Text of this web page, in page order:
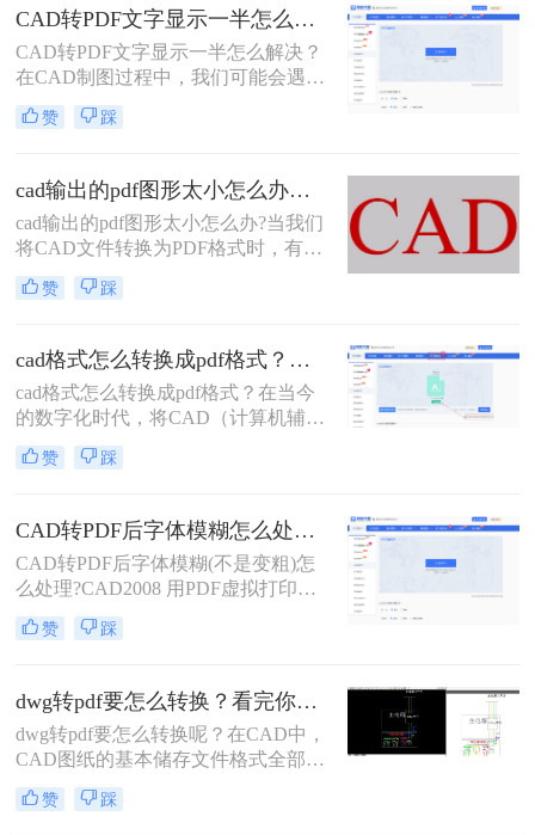
转换为PDF格式是一个重要的步骤，
可以使文件在各种设备和平台上更加
易于共享和查看。当需要将CAD文件
转换为PDF文件时，有几种不同的方
法可以使用。以下是其中的一种高质
量转换方法的详细介绍。
CAD转PDF文字显示一半怎么解决？用转转大师就解决了
CAD转PDF文字显示一半怎么解决？
在CAD制图过程中，我们可能会遇到
这样的问题：完成CAD制图后，为了
方便阅览，经常会直接输出成PDF格
原来的图纸差距很大，输出PDF文字
显示不全，遇到这种情况该如何处理
呢?
赞 踩
cad输出的pdf图形太小怎么办？转转大师在线搞定
cad输出的pdf图形太小怎么办?当我们
将CAD文件转换为PDF格式时，有时
会出现显示不全的问题。这可能会导
致文件的重要部分无法被正确呈现，
赞 踩
cad格式怎么转换成pdf格式？这两个方法都可以转换
cad格式怎么转换成pdf格式？在当今
的数字化时代，将CAD（计算机辅助
设计）文件转换为PDF（便携式文档
格式）是非常常见的需求。幸运的
一目标。以下是二种常用的工具：
赞 踩
CAD转PDF后字体模糊怎么处理？快下载超好用的转转大师PDF转换器！
CAD转PDF后字体模糊(不是变粗)怎
么处理?CAD2008 用PDF虚拟打印机
转成PDF格式后。字体有些显示正常
有些变得模糊(不是变粗)，变得很多
赞 踩
dwg转pdf要怎么转换？看完你就会了!
dwg转pdf要怎么转换呢？在CAD中，
CAD图纸的基本储存文件格式全部都
是dwg格式的，有的情况下我们需要
将图上的文件进行dwg转pdf。因为pdf
赞 踩